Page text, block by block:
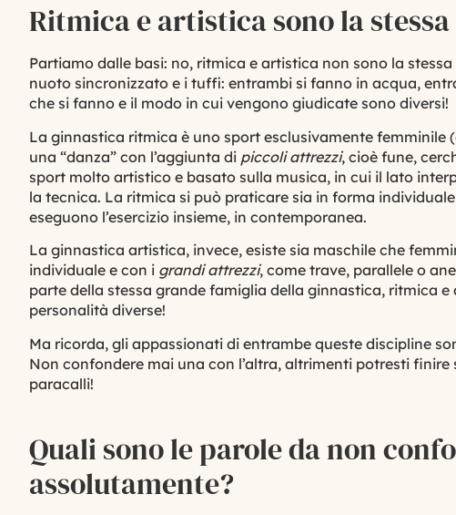
Ritmica e artistica sono la stessa
Partiamo dalle basi: no, ritmica e artistica non sono la
nuoto sincronizzato e i tuffi: entrambi si fanno in acqua,
che si fanno e il modo in cui vengono giudicate sono diversi!
La ginnastica ritmica è uno sport esclusivamente femminile
una “danza” con l’aggiunta di piccoliattrezzi, cioè fune,
sport molto artistico e basato sulla musica, in cui il lato
la tecnica. La ritmica si può praticare sia in forma
eseguono l’esercizio insieme, in contemporanea.
La ginnastica artistica, invece, esiste sia maschile che
individuale e con i grandiattrezzi, come trave, parallele o
parte della stessa grande famiglia della ginnastica, ritmica
personalità diverse!
Ma ricorda, gli appassionati di entrambe queste discipline
Non confondere mai una con l’altra, altrimenti potresti
paracalli!
Quali sono le parole da non
assolutamente?